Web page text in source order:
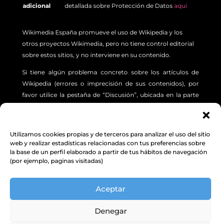
Utilizamos cookies propias y de terceros para analizar el uso del sitio
web y realizar estadísticas relacionadas con tus preferencias sobre
la base de un perfil elaborado a partir de tus hábitos de navegación
(por ejemplo, paginas visitadas)
Aceptar
Denegar
adicional
detallada sobre Protección de Datos aquí
Wikimedia España promueve el uso de Wikipedia y los
otros proyectos Wikimedia, pero no tiene control editorial
sobre estos sitios, y no interviene en su contenido.
Si tiene algún problema concreto sobre los artículos de
Wikipedia (errores o imprecisión de sus contenidos), por
favor utilice la pestaña de “Discusión”, ubicada en la parte
Aviso Legal,Protección de DatosyPolítica de
cookies
este sitio web está bajo una licencia Creative Commons